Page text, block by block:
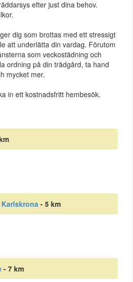
efter just dina behov.
dig som brottas med ett stressigt
att underlätta din vardag. Förutom
som veckostädning och
ordning på din trädgård, ta hand
mycket mer.
in ett kostnadsfritt hembesök.
- 5 km
- 7 km